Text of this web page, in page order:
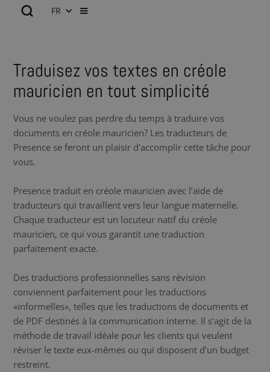
FR
Traduisez vos textes en créole
mauricien en tout simplicité
Vous ne voulez pas perdre du temps à traduire vos
documents en créole mauricien? Les traducteurs de
Presence se feront un plaisir d'accomplir cette tâche pour
vous.
Presence traduit en créole mauricien avec l’aide de
traducteurs qui travaillent vers leur langue maternelle.
Chaque traducteur est un locuteur natif du créole
mauricien, ce qui vous garantit une traduction
parfaitement exacte.
Des traductions professionnelles sans révision
conviennent parfaitement pour les traductions
«informelles», telles que les traductions de documents et
de PDF destinés à la communication interne. Il s’agit de la
méthode de travail idéale pour les clients qui veulent
réviser le texte eux-mêmes ou qui disposent d’un budget
restreint.